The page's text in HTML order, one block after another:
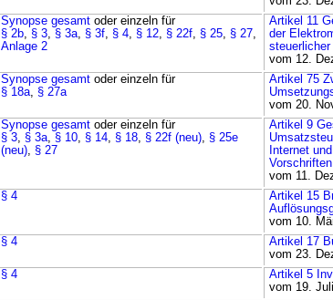
Synopse gesamt oder einzeln für
§ 2b, § 3, § 3a, § 3f, § 4, § 12, § 22f, § 25, § 27,
Anlage 2
Artikel 11
der
vom 12.
Synopse gesamt oder einzeln für
§ 18a, § 27a
Artikel 75
vom 20.
Synopse gesamt oder einzeln für
§ 3, § 3a, § 10, § 14, § 18, § 22f (neu), § 25e
(neu), § 27
Artikel 9
Internet
Vorschriften
vom 11.
§ 4
Artikel 15
vom 10.
§ 4
Artikel 17
vom 23.
§ 4
Artikel 5
vom 19.